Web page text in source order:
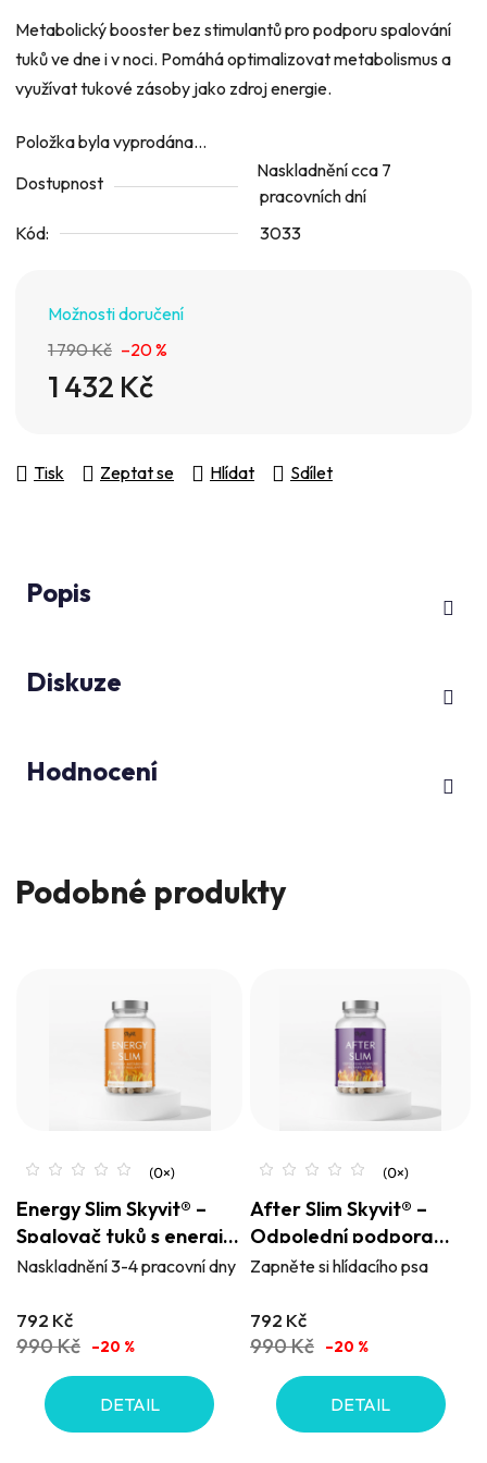
Metabolický booster bez stimulantů pro podporu spalování
tuků ve dne i v noci. Pomáhá optimalizovat metabolismus a
využívat tukové zásoby jako zdroj energie.
Položka byla vyprodána…
Dostupnost
Naskladnění cca 7
pracovních dní
Kód:
3033
Možnosti doručení
1 790 Kč –20 %
1 432 Kč
Tisk Zeptat se Hlídat Sdílet
Popis
Diskuze
Hodnocení
Podobné produkty
Energy Slim Skyvit® –
Spalovač tuků s energií
navíc
Naskladnění 3-4 pracovní dny
792 Kč
990 Kč –20 %
DETAIL
After Slim Skyvit® –
Odpolední podpora
spalování tuků
Zapněte si hlídacího psa
792 Kč
990 Kč –20 %
DETAIL